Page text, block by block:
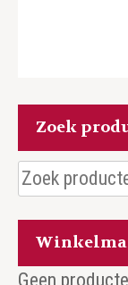
Zoek
Zoeken
naar:
Geen